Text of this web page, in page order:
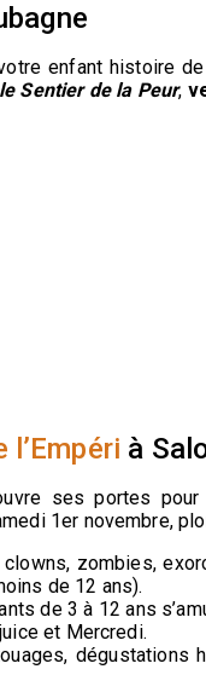
enfant histoire
le Sentier de la Peur,
l’Empéri à
ses portes pour
1er novembre,
clowns, zombies,
de 12 ans).
de 3 à 12 ans
et Mercredi.
dégustations